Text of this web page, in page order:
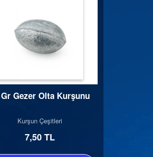
Gezer Olta Kurşunu
Kurşun Çeşitleri
7,50 TL